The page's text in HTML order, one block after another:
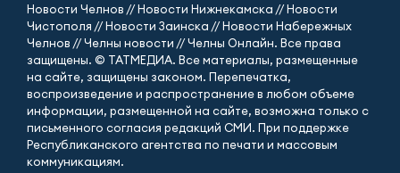
Новости Челнов // Новости Нижнекамска // Новости
Чистополя // Новости Заинска // Новости Набережных
Челнов // Челны новости // Челны Онлайн. Все права
защищены. © ТАТМЕДИА. Все материалы, размещенные
на сайте, защищены законом. Перепечатка,
воспроизведение и распространение в любом объеме
информации, размещенной на сайте, возможна только с
письменного согласия редакций СМИ. При поддержке
Республиканского агентства по печати и массовым
коммуникациям.